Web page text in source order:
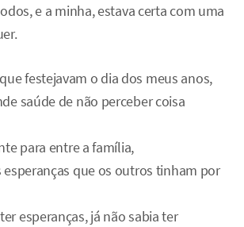
e a minha, estava certa com uma
festejavam o dia dos meus anos,
saúde de não perceber coisa
para entre a família,
esperanças que os outros tinham por
esperanças, já não sabia ter